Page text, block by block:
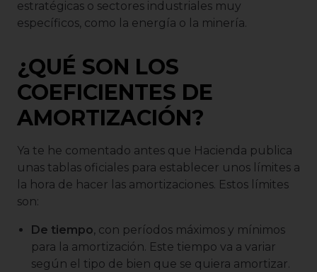
estratégicas o sectores industriales muy
específicos, como la energía o la minería.
¿QUÉ SON LOS
COEFICIENTES DE
AMORTIZACIÓN?
Ya te he comentado antes que Hacienda publica
unas tablas oficiales para establecer unos límites a
la hora de hacer las amortizaciones. Estos límites
son:
De tiempo, con períodos máximos y mínimos
para la amortización. Este tiempo va a variar
según el tipo de bien que se quiera amortizar.